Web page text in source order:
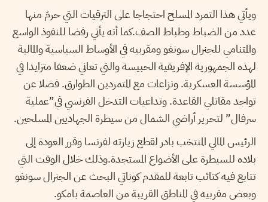
ويأتي هذا التمرد المسلح احتجاجا على الترقيات التي حرمَ منها
عدد من الضباط وطباط الصف.كما أنه يأتي رفضا للنفوذ الواسع
والمتنامي للجنرال سونغو ومقربيه في الأوساط السياسية والمالية
لهذه الجمهورية الإفريقية الحبيسة والتي تعاني ضعفا متزايدا في
المؤسسة العسكرية. ونزاعات مع المتمردين الطوارق. فضلا عن
تواجد مقاتلي القاعدة. وتداعيات التدخل الفرنسي في”عملية
سرفال” لتحرير أراضي الشمال من سيطرة الجهاديين المسلحين.
الرئيس المالي المنتخب بادر لقطع زيارته لفرنسا وقرر العودة إلى
بلاده للسيطرة على الأضواع المستجدة.وذلك خلال الوقت التي
تتابع فيه كتائب تابعة للمقدم كوناتي البحث عن الجنرال سونغو
وبعض مقربيه في المناطق القريبة من العاصمة بامكو.